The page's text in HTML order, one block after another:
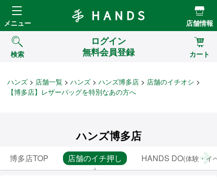
Hands ハンズ
メニュー 店舗情報
検索
ログイン
無料会員登録
カート
ハンズ 店舗一覧 ハンズ ハンズ博多店
店舗のイチオシ
【博多店】レザーバッグを特別なあの方へ
ハンズ博多店
博多店TOP 店舗のイチ押し HANDS DO(体験・イ